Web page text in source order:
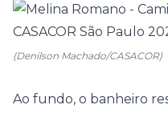
(Denilson Machado/CASACOR)
Ao fundo, o banheiro